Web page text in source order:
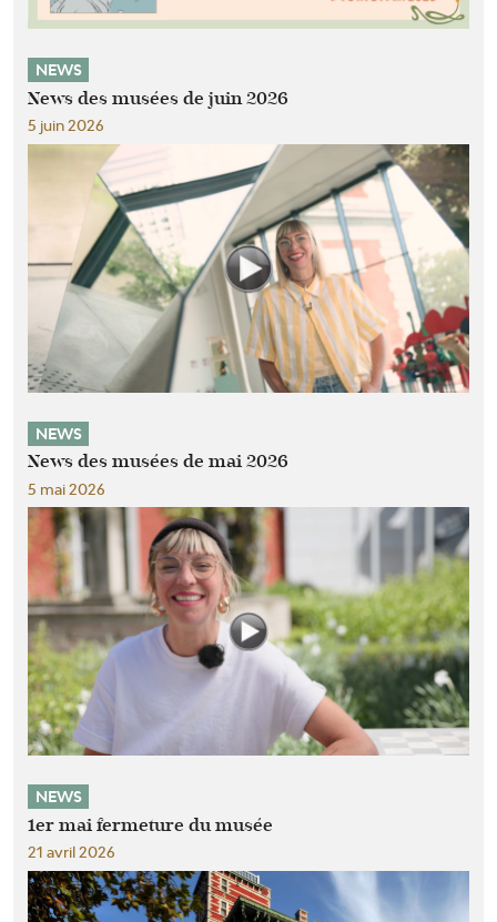
NEWS
News des musées de juin 2026
5 juin 2026
NEWS
News des musées de mai 2026
5 mai 2026
NEWS
1er mai fermeture du musée
21 avril 2026